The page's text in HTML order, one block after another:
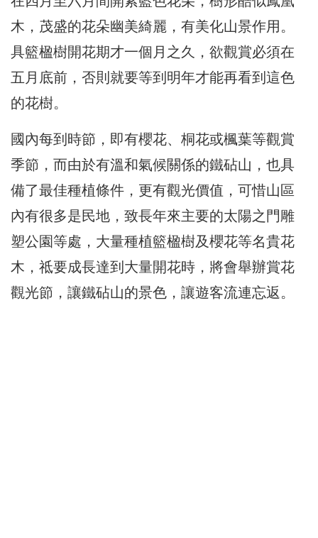
木，茂盛的花朵幽美綺麗，有美化山景作用。
具籃楹樹開花期才一個月之久，欲觀賞必須在
五月底前，否則就要等到明年才能再看到這色
的花樹。
國內每到時節，即有櫻花、桐花或楓葉等觀賞
季節，而由於有溫和氣候關係的鐵砧山，也具
備了最佳種植條件，更有觀光價值，可惜山區
內有很多是民地，致長年來主要的太陽之門雕
塑公園等處，大量種植籃楹樹及櫻花等名貴花
木，祗要成長達到大量開花時，將會舉辦賞花
觀光節，讓鐵砧山的景色，讓遊客流連忘返。